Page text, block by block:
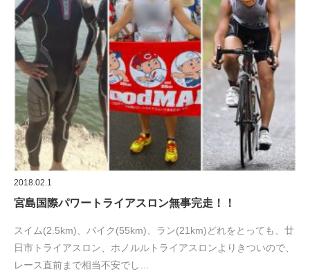
2018.02.1
宮島国際パワートライアスロン無事完走！！
スイム(2.5km)、バイク(55km)、ラン(21km)どれをとっても、廿
日市トライアスロン、ホノルルトライアスロンよりきついので、
レース直前まで相当不安でし…